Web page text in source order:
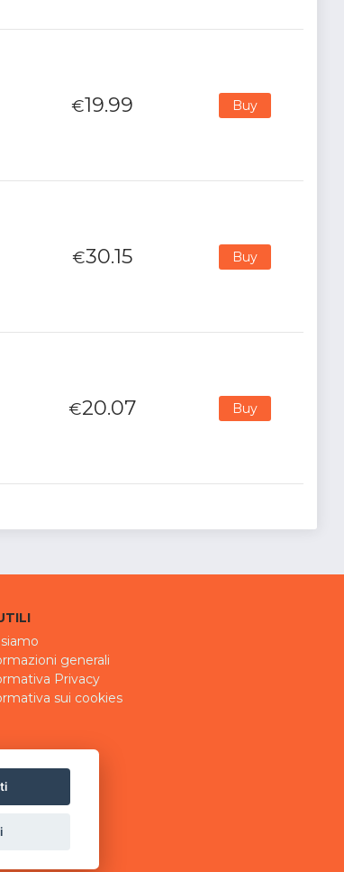
€19.99 Buy
€30.15 Buy
€20.07 Buy
generali
Privacy
sui cookies